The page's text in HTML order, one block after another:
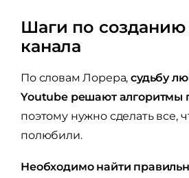
Шаги по
канала
По словам Лорера,судьбу
Youtube решают алгоритмы
поэтому нужно сделать все,
полюбили.
Необходимо найти